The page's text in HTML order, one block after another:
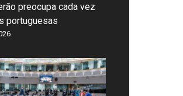
preocupa cada vez
portuguesas